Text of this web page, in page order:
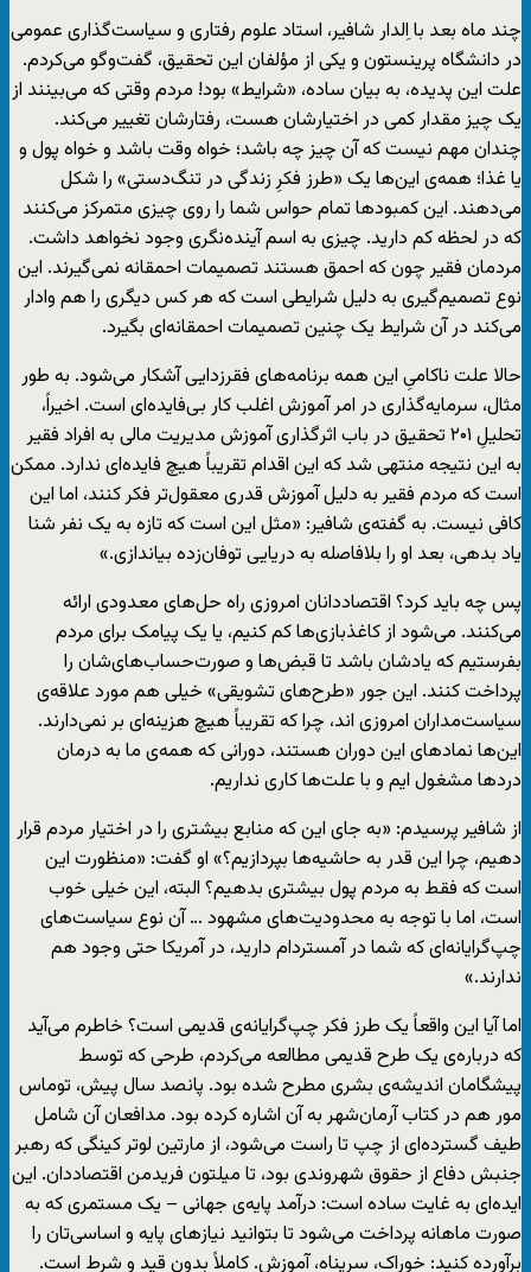
چند ماه بعد با اِلدار شافیر، استاد علوم رفتاری و سیاست‌گذاری عمومی
در دانشگاه پرینستون و یکی از مؤلفان این تحقیق، گفت‌وگو می‌کردم.
علت این پدیده، به بیان ساده، «شرایط» بود! مردم وقتی که می‌بینند از
یک چیز مقدار کمی در اختیارشان هست، رفتارشان تغییر می‌کند.
چندان مهم نیست که آن چیز چه باشد؛ خواه وقت باشد و خواه پول و
یا غذا؛ همه‌ی این‌ها یک «طرز فکرِ زندگی در تنگ‌دستی» را شکل
می‌دهند. این کمبودها تمام حواس شما را روی چیزی متمرکز می‌کنند
که در لحظه کم دارید. چیزی به اسم آینده‌نگری وجود نخواهد داشت.
مردمان فقیر چون که احمق هستند تصمیمات احمقانه نمی‌گیرند. این
نوع تصمیم‌گیری به دلیل شرایطی است که هر کس دیگری را هم وادار
می‌کند در آن شرایط یک چنین تصمیمات احمقانه‌ای بگیرد.
حالا علت ناکامیِ این همه برنامه‌های فقرزدایی آشکار می‌شود. به طور
مثال، سرمایه‌گذاری در امر آموزش اغلب کار بی‌فایده‌ای است. اخیراً،
تحلیلِ ۲۰۱ تحقیق در باب اثر‌گذاری آموزش مدیریت مالی به افراد فقیر
به این نتیجه منتهی شد که این اقدام تقریباً هیچ فایده‌ای ندارد. ممکن
است که مردم فقیر به دلیل آموزش قدری معقول‌تر فکر کنند، اما این
کافی نیست. به گفته‌ی شافیر: «مثل این است که تازه به یک نفر شنا
یاد بدهی، بعد او را بلافاصله به دریایی توفان‌زده بیاندازی.»
پس چه باید کرد؟ اقتصاددانان امروزی راه حل‌های معدودی ارائه
می‌کنند. می‌شود از کاغذبازی‌ها کم کنیم، یا یک پیامک برای مردم
بفرستیم که یادشان باشد تا قبض‌ها و صورت‌حساب‌های‌شان را
پرداخت کنند. این جور «طرح‌های تشویقی» خیلی هم مورد علاقه‌ی
سیاست‌مداران امروزی اند، چرا که تقریباً هیچ هزینه‌ای بر نمی‌دارند.
این‌ها نمادهای این دوران هستند، دورانی که همه‌ی ما به درمان
دردها مشغول ایم و با علت‌ها کاری نداریم.
از شافیر پرسیدم: «به جای این که منابع بیشتری را در اختیار مردم قرار
دهیم، چرا این قدر به حاشیه‌ها بپردازیم؟» او گفت: «منظورت این
است که فقط به مردم پول بیشتری بدهیم؟ البته، این خیلی خوب
است، اما با توجه به محدودیت‌های مشهود … آن نوع سیاست‌های
چپ‌گرایانه‌ای که شما در آمستردام دارید، در آمریکا حتی وجود هم
ندارند.»
اما آیا این واقعاً یک طرز فکر چپ‌گرایانه‌ی قدیمی است؟ خاطرم می‌آید
که درباره‌ی یک طرح قدیمی مطالعه می‌کردم، طرحی که توسط
پیشگامان اندیشه‌ی بشری مطرح شده بود. پانصد سال پیش، توماس
مور هم در کتاب آرما‌ن‌شهر به آن اشاره کرده بود. مدافعان آن شامل
طیف گسترده‌ای از چپ تا راست می‌شود، از مارتین لوتر کینگی که رهبر
جنبش دفاع از حقوق شهروندی بود، تا میلتون فریدمن اقتصاددان. این
ایده‌ای به غایت ساده است: درآمد پایه‌ی جهانی – یک مستمری که به
صورت ماهانه پرداخت می‌شود تا بتوانید نیازهای پایه و اساسی‌تان را
برآورده کنید: خوراک، سرپناه، آموزش. کاملاً بدون قید و شرط است.